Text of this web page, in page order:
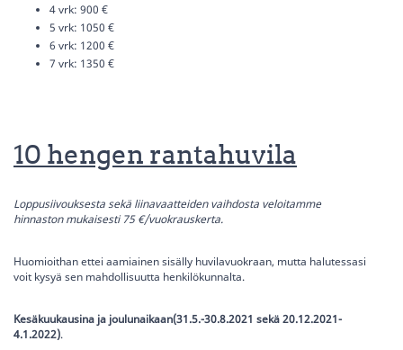
4 vrk: 900 €
5 vrk: 1050 €
6 vrk: 1200 €
7 vrk: 1350 €
10 hengen rantahuvila
Loppusiivouksesta sekä liinavaatteiden vaihdosta veloitamme
hinnaston mukaisesti 75 €/vuokrauskerta.
Huomioithan ettei aamiainen sisälly huvilavuokraan, mutta halutessasi
voit kysyä sen mahdollisuutta henkilökunnalta.
Kesäkuukausina ja joulunaikaan(31.5.-30.8.2021 sekä 20.12.2021-
4.1.2022).